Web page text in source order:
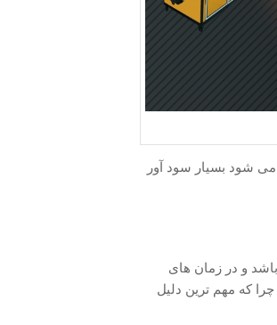
می شود بسیار سود آور
و در زمان های
که مهم ترین دلیل